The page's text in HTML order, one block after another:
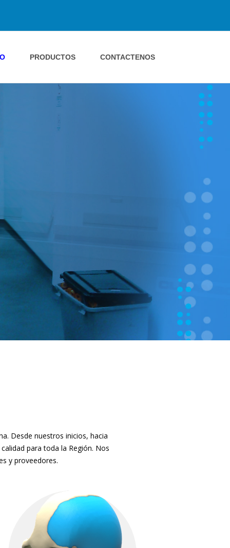
PRODUCTOS CONTACTENOS
Desde nuestros inicios, hacia
para toda la Región. Nos
y proveedores.